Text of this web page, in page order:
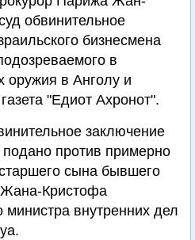
обвинительное
бизнесмена
в
оружия в Анголу и
"Едиот Ахронот".
заключение
против примерно
сына бывшего
Кристофа
внутренних дел